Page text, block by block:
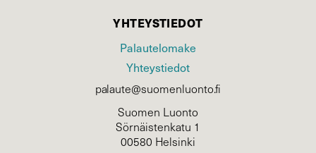
YHTEYSTIEDOT
Palautelomake
Yhteystiedot
palaute@suomenluonto.fi
Suomen Luonto
Sörnäistenkatu 1
00580 Helsinki